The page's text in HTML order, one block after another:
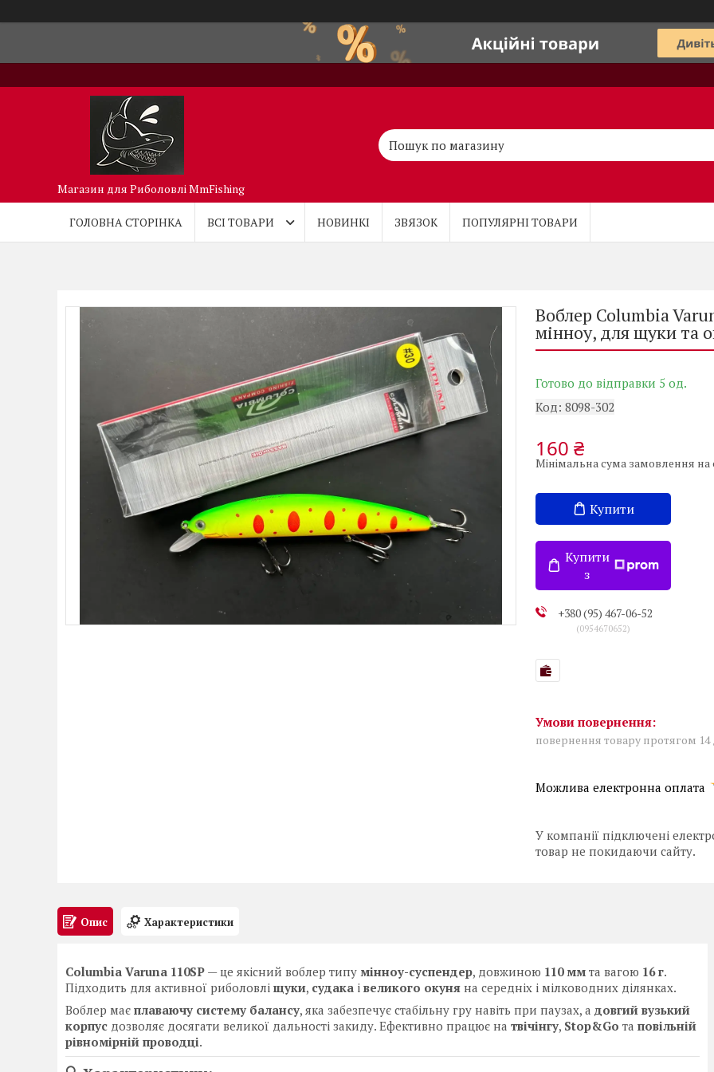
Магазин для Риболовлі MmFishing
ГОЛОВНА СТОРІНКА ВСІ ТОВАРИ НОВИНКІ ЗВЯЗОК ПОПУЛЯРНІ ТОВАРИ
Воблер Columbia
мінноу, для щуки та
Готово до відправки 5 од.
Код: 8098-302
160 ₴
Мінімальна сума замовлення на
Купити
Купити
з
+380 (95) 467-06-52
0954670652
повернення товару протягом 14
У компанії підключені
товар не покидаючи сайту.
Опис Характеристики
Columbia Varuna 110SP — це якісний воблер типу мінноу-суспендер, довжиною 110 мм та вагою 16 г.
Підходить для активної риболовлі щуки, судака і великого окуня на середніх і мілководних ділянках.
Воблер має плаваючу систему балансу, яка забезпечує стабільну гру навіть при паузах, а довгий вузький
корпус дозволяє досягати великої дальності закиду. Ефективно працює на твічінгу, Stop&Go та повільній
рівномірній проводці.